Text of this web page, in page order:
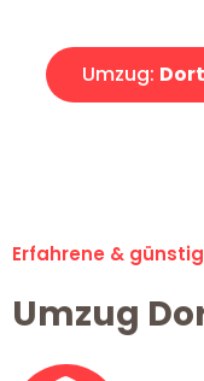
Umzug:
Erfahrene &
Umzug